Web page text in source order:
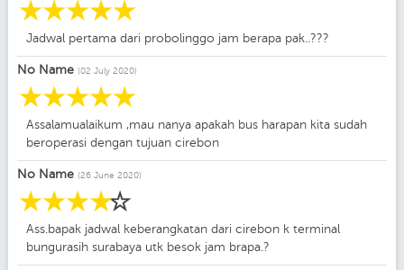
☆
☆
☆
☆
☆
Jadwal pertama dari probolinggo jam berapa pak..???
No Name (02 July 2020)
☆
☆
☆
☆
☆
Assalamualaikum ,mau nanya apakah bus harapan kita sudah
beroperasi dengan tujuan cirebon
No Name (26 June 2020)
☆
☆
☆
☆
☆
Ass.bapak jadwal keberangkatan dari cirebon k terminal
bungurasih surabaya utk besok jam brapa.?